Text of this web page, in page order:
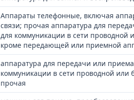
Аппараты телефонные, включая
связи; прочая аппаратура для
для коммуникации в сети проводной
кроме передающей или приемной
аппаратура для передачи или
коммуникации в сети проводной или
прочая